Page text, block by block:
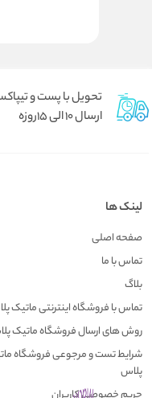
تحویل با پست و
ارسال 10 الی 15روزه
لینک ها
صفحه اصلی
تماس با ما
بلاگ
تماس با فروشگاه اینترنتی ماتیک
روش های ارسال فروشگاه ماتیک
شرایط تست و مرجوعی فروشگاه
پلاس